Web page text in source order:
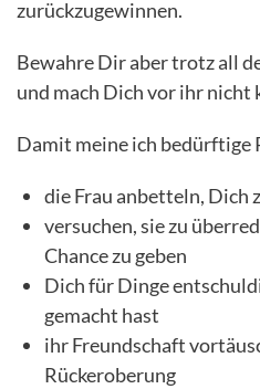
zurückzugewinnen.
Bewahre Dir aber trotz all
und mach Dich vor ihr nicht
Damit meine ich bedürftige
die Frau anbetteln, Dich
versuchen, sie zu
Chance zu geben
Dich für Dinge
gemacht hast
ihr Freundschaft
Rückeroberung